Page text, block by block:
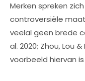
Merken spreken
controversiële
veelal geen brede
al. 2020; Zhou, Lou
voorbeeld hiervan